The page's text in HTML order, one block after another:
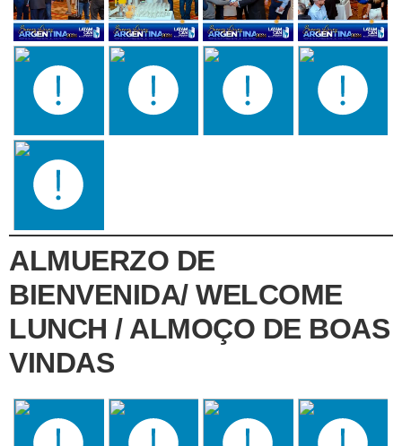
ALMUERZO DE
BIENVENIDA/ WELCOME
LUNCH / ALMOÇO DE BOAS
VINDAS